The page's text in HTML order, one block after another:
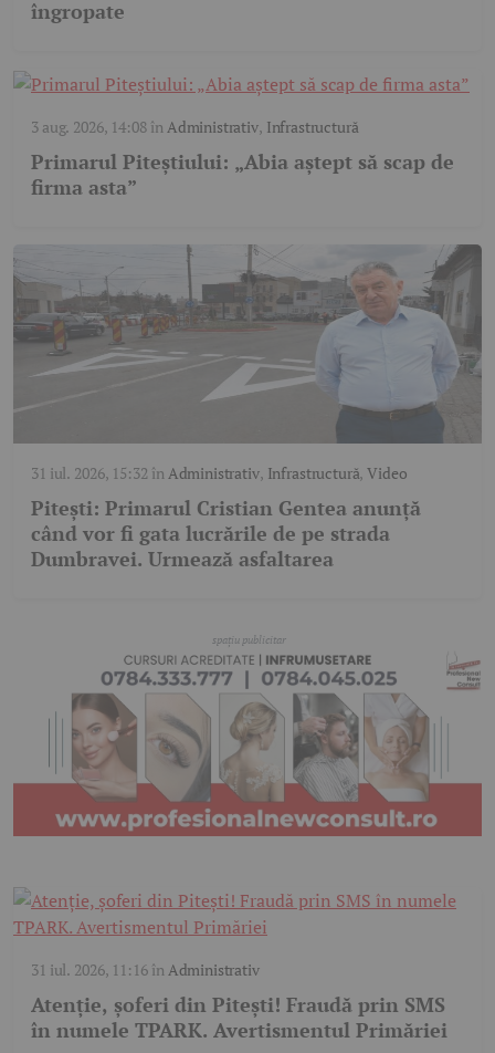
îngropate
3 aug. 2026, 14:08în Administrativ, Infrastructură
Primarul Piteștiului: „Abia aștept să scap de
firma asta”
31 iul. 2026, 15:32 în Administrativ, Infrastructură,Video
Pitești: Primarul Cristian Gentea anunță
când vor fi gata lucrările de pe strada
Dumbravei. Urmează asfaltarea
31 iul. 2026, 11:16înAdministrativ
Atenție, șoferi din Pitești! Fraudă prin SMS
în numele TPARK. Avertismentul Primăriei